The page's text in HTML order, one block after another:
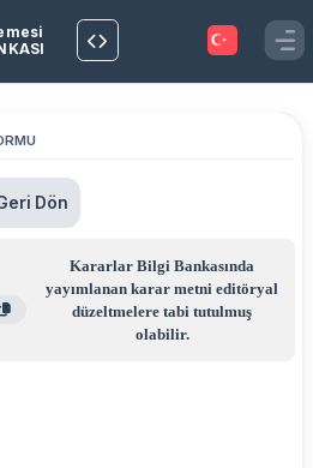
Dön
Kararlar Bilgi Bankasında
yayımlanan karar metni editöryal
düzeltmelere tabi tutulmuş
olabilir.